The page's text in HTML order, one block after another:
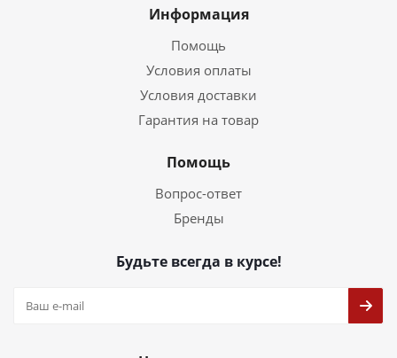
Информация
Помощь
Условия оплаты
Условия доставки
Гарантия на товар
Помощь
Вопрос-ответ
Бренды
Будьте всегда в курсе!